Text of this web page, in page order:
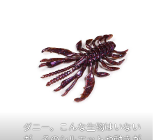
ダニー。こんな生物はいない